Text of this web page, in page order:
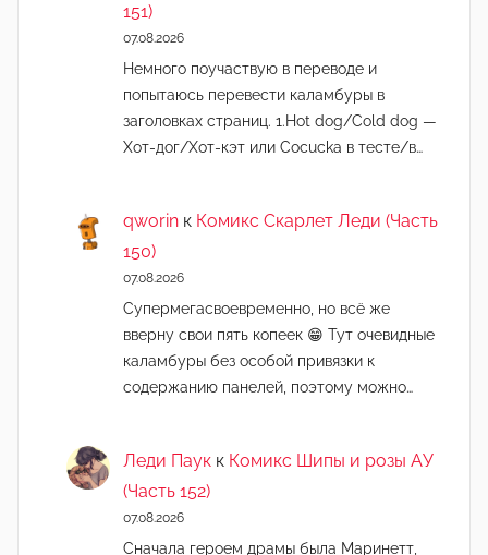
151)
07.08.2026
Немного поучаствую в переводе и
попытаюсь перевести каламбуры в
заголовках страниц. 1.Hot dog/Cold dog —
Хот-дог/Хот-кэт или Cocucka в тесте/в…
qworin к Комикс Скарлет Леди (Часть
150)
07.08.2026
Супермегасвоевременно, но всё же
вверну свои пять копеек 😁 Тут очевидные
каламбуры без особой привязки к
содержанию панелей, поэтому можно…
Леди Паук к Комикс Шипы и розы АУ
(Часть 152)
07.08.2026
Сначала героем драмы была Маринетт,